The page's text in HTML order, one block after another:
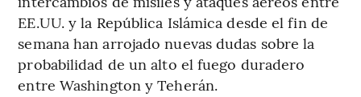
EE.UU. y la República Islámica desde el fin de
semana han arrojado nuevas dudas sobre la
probabilidad de un alto el fuego duradero
entre Washington y Teherán.